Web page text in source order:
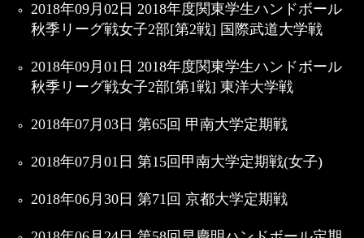
2018年09月02日 2018年度関東学生ハンドボール
秋季リーグ戦女子2部[第2戦] 国際武道大学戦
2018年09月01日 2018年度関東学生ハンドボール
秋季リーグ戦女子2部[第1戦] 東洋大学戦
2018年07月03日 第65回 甲南大学定期戦
2018年07月01日 第15回甲南大学定期戦(女子)
2018年06月30日 第71回 京都大学定期戦